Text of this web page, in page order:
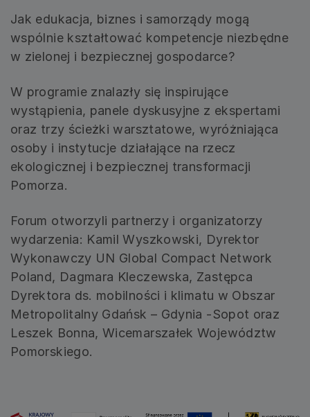
Jak edukacja, biznes i samorządy mogą
wspólnie kształtować kompetencje niezbędne
w zielonej i bezpiecznej gospodarce?
W programie znalazły się inspirujące
wystąpienia, panele dyskusyjne z ekspertami
oraz trzy ścieżki warsztatowe, wyróżniająca
osoby i instytucje działające na rzecz
ekologicznej i bezpiecznej transformacji
Pomorza.
Forum otworzyli partnerzy i organizatorzy
wydarzenia: Kamil Wyszkowski, Dyrektor
Wykonawczy UN Global Compact Network
Poland, Dagmara Kleczewska, Zastępca
Dyrektora ds. mobilności i klimatu w Obszar
Metropolitalny Gdańsk – Gdynia -Sopot oraz
Leszek Bonna, Wicemarszałek Województw
Pomorskiego.